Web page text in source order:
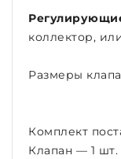
коллектор,
Размеры
Комплект
Клапан — 1 шт.